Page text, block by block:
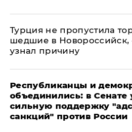
Турция не пропустила
шедшие в Новороссийск,
узнал причину
Республиканцы и
объединились: в Сенате
сильную поддержку
санкций" против России